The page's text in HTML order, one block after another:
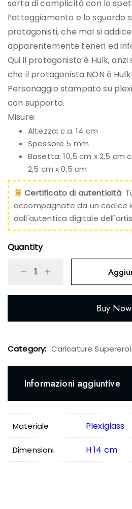
sorta di complicità con lo
l’atteggiamento e lo sguardo
protagonisti, che mal si
apparentemente teneri ed
Qui il protagonista è Hulk,
che il protagonista NON è
Personaggio stampato su
con supporto.
Misure:
Altezza: c.a. 14 cm
Spessore 5 mm
Basetta: 10,5 cm x 2,5 cm
2,5 cm x 0,5 cm
Certificato di autenticità:
accompagnate da un codice
dall'autentica digitale
Quantity
Buy Now
Category: Caricature Supereroi
Informazioni aggiuntive
Materiale Plexiglass
Dimensioni H 14 cm